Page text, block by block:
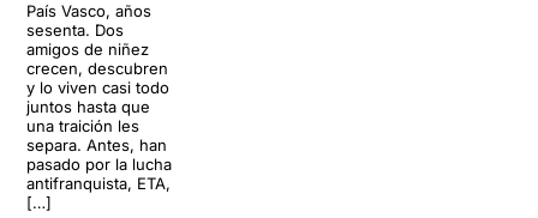
País Vasco, años
sesenta. Dos
amigos de niñez
crecen, descubren
y lo viven casi todo
juntos hasta que
una traición les
separa. Antes, han
pasado por la lucha
antifranquista, ETA,
[…]